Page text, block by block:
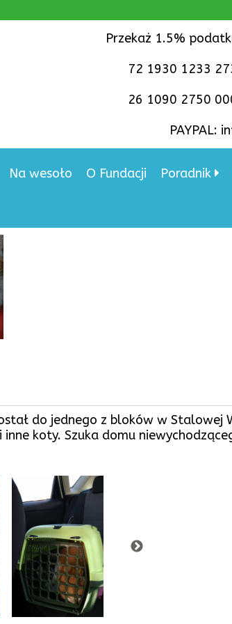
Przekaż 1.5%
72 1930 1233
26 1090 2750
PAYPAL:
Na wesoło O Fundacji Poradnik
do jednego z bloków w Stalowej
koty. Szuka domu